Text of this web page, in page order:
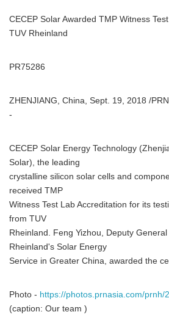
CECEP Solar Awarded TMP Witness
TUV Rheinland
PR75286
ZHENJIANG, China, Sept. 19, 2018 /
-
CECEP Solar Energy Technology
Solar), the leading
crystalline silicon solar cells and
received TMP
Witness Test Lab Accreditation for its
from TUV
Rheinland. Feng Yizhou, Deputy
Rheinland's Solar Energy
Service in Greater China, awarded the
Photo - https://photos.prnasia.com/prnh/
(caption: Our team )